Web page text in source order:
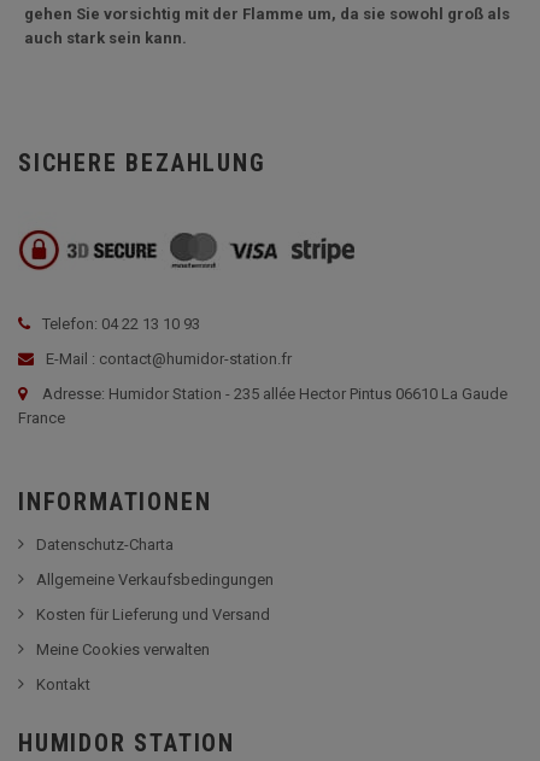
gehen Sie vorsichtig mit der Flamme um, da sie sowohl groß als
auch stark sein kann.
SICHERE BEZAHLUNG
Telefon: 04 22 13 10 93
E-Mail : contact@humidor-station.fr
Adresse: Humidor Station - 235 allée Hector Pintus 06610 La Gaude
France
INFORMATIONEN
Datenschutz-Charta
Allgemeine Verkaufsbedingungen
Kosten für Lieferung und Versand
Meine Cookies verwalten
Kontakt
HUMIDOR STATION